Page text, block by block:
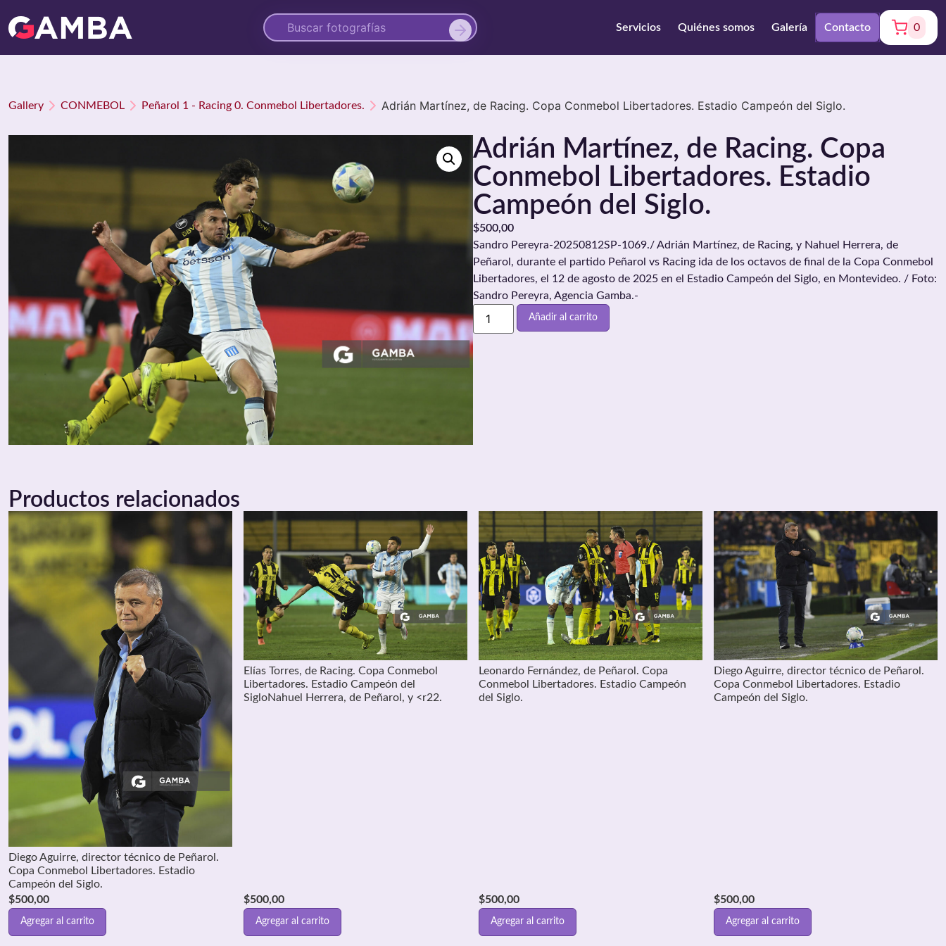
Servicios Quiénes somos Galería Contacto 0
Gallery CONMEBOL Peñarol 1 - Racing 0. Conmebol Libertadores. Adrián Martínez, de Racing. Copa Conmebol Libertadores. Estadio Campeón del Siglo.
Adrián Martínez, de Racing. Copa
Conmebol Libertadores. Estadio
Campeón del Siglo.
$500,00
Sandro Pereyra-20250812SP-1069./ Adrián Martínez, de Racing, y Nahuel Herrera, de
Peñarol, durante el partido Peñarol vs Racing ida de los octavos de final de la Copa Conmebol
Libertadores, el 12 de agosto de 2025 en el Estadio Campeón del Siglo, en Montevideo. / Foto:
Sandro Pereyra, Agencia Gamba.-
Añadir al carrito
Productos relacionados
Diego Aguirre, director técnico de Peñarol.
Copa Conmebol Libertadores. Estadio
Campeón del Siglo.
$500,00
Agregar al carrito
Elías Torres, de Racing. Copa Conmebol
Libertadores. Estadio Campeón del
SigloNahuel Herrera, de Peñarol, y <r22.
$500,00
Agregar al carrito
Leonardo Fernández, de Peñarol. Copa
Conmebol Libertadores. Estadio Campeón
del Siglo.
$500,00
Agregar al carrito
Diego Aguirre, director técnico de Peñarol.
Copa Conmebol Libertadores. Estadio
Campeón del Siglo.
$500,00
Agregar al carrito